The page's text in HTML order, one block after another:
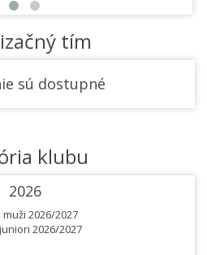
tím
sú dostupné
klubu
2026
muži 2026/2027
2026/2027